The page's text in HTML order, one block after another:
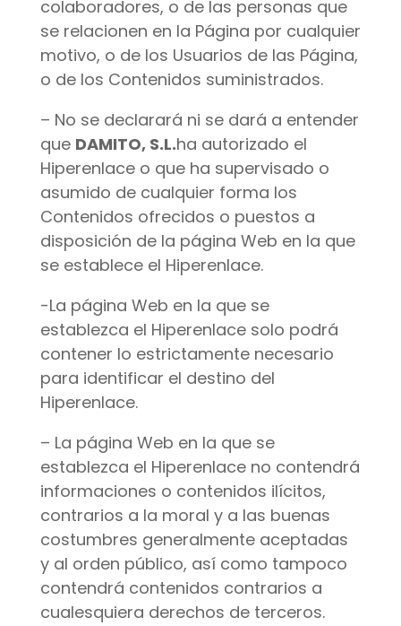
colaboradores, o de las personas que
se relacionen en la Página por cualquier
motivo, o de los Usuarios de las Página,
o de los Contenidos suministrados.
– No se declarará ni se dará a entender
que DAMITO, S.L.ha autorizado el
Hiperenlace o que ha supervisado o
asumido de cualquier forma los
Contenidos ofrecidos o puestos a
disposición de la página Web en la que
se establece el Hiperenlace.
-La página Web en la que se
establezca el Hiperenlace solo podrá
contener lo estrictamente necesario
para identificar el destino del
Hiperenlace.
– La página Web en la que se
establezca el Hiperenlace no contendrá
informaciones o contenidos ilícitos,
contrarios a la moral y a las buenas
costumbres generalmente aceptadas
y al orden público, así como tampoco
contendrá contenidos contrarios a
cualesquiera derechos de terceros.